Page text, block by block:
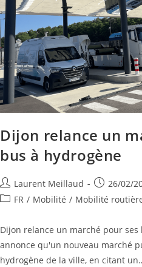
Dijon relance un
bus à hydrogène
Laurent Meillaud
26/02/
FR / Mobilité / Mobilité
Dijon relance un marché pour ses
annonce qu'un nouveau marché
hydrogène de la ville, en citant